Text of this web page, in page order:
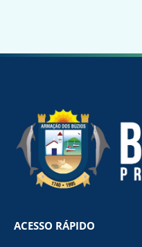
ACESSO RÁPIDO